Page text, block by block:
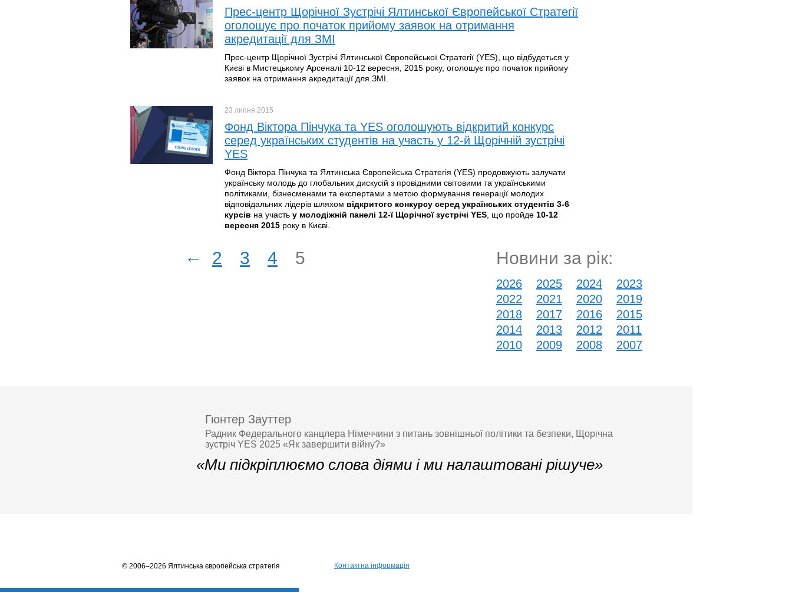
Прес-центр Щорічної Зустрічі Ялтинської Європейської Стратегії
оголошує про початок прийому заявок на отримання
акредитації для ЗМІ
Прес-центр Щорічної Зустрічі Ялтинської Європейської Стратегії (YES), що відбудеться у
Києві в Мистецькому Арсеналі 10-12 вересня, 2015 року, оголошує про початок прийому
заявок на отримання акредитації для ЗМІ.
23 липня 2015
Фонд Віктора Пінчука та YES оголошують відкритий конкурс
серед українських студентів на участь у 12-й Щорічній зустрічі
YES
Фонд Віктора Пінчука та Ялтинська Європейська Стратегія (YES) продовжують залучати
українську молодь до глобальних дискусій з провідними світовими та українськими
політиками, бізнесменами та експертами з метою формування генерації молодих
відповідальних лідерів шляхом відкритого конкурсу серед українських студентів 3-6
курсів на участь у молодіжній панелі 12-ї Щорічної зустрічі YES , що пройде 10-12
вересня 2015 року в Києві.
← 2 3 4 5 Новини за рік:
2026 2025 2024
2023
2022
2021 2020
2019
2018
2017 2016
2015
2014
2013 2012
2011
2010
2009 2008 2007
Гюнтер Зауттер
Радник Федерального канцлера Німеччини з питань зовнішньої політики та безпеки, Щорічна
зустріч YES 2025 «Як завершити війну?»
«Ми підкріплюємо слова діями і ми налаштовані рішуче»
© 2006–2026 Ялтинська європейська стратегія Контактна інформація